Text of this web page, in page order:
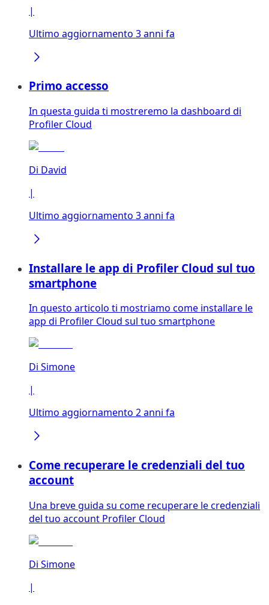
|
Ultimo aggiornamento 3 anni fa
Primo accesso
In questa guida ti mostreremo la dashboard di
Profiler Cloud
Di David
|
Ultimo aggiornamento 3 anni fa
Installare le app di Profiler Cloud sul tuo
smartphone
In questo articolo ti mostriamo come installare le
app di Profiler Cloud sul tuo smartphone
Di Simone
|
Ultimo aggiornamento 2 anni fa
Come recuperare le credenziali del tuo
account
Una breve guida su come recuperare le credenziali
del tuo account Profiler Cloud
Di Simone
|